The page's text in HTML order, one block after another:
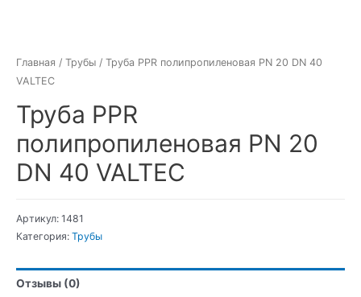
Главная / Трубы / Труба PPR полипропиленовая PN 20 DN 40
VALTEC
Труба PPR
полипропиленовая PN 20
DN 40 VALTEC
Артикул: 1481
Категория: Трубы
Отзывы (0)